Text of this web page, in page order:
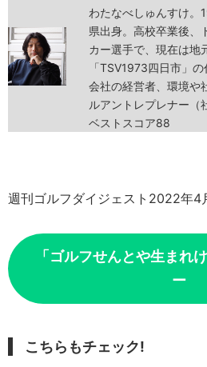
わたなべしゅんすけ。
県出身。高校卒業後、
カー選手で、現在は地
「TSV1973四日市」
会社の経営者、環境や
ルアントレプレナー（
ベストスコア88
週刊ゴルフダイジェスト2022年4
「ゴルフせんとや生まれ
ー
こちらもチェック!